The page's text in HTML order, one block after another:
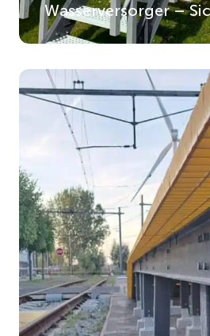
Wasserversorger –